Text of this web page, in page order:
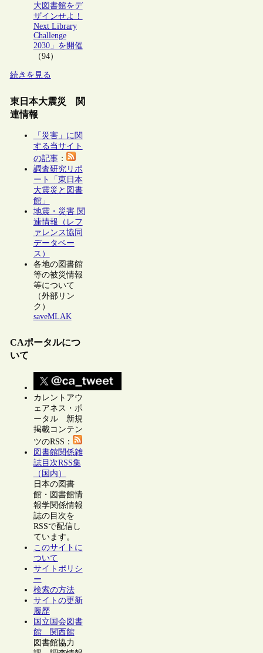
大図書館をデ
ザインせよ！
Next Library
Challenge
2030」を開催
（94）
続きを見る
東日本大震災 関
連情報
「災害」に関
する当サイト
の記事：
調査研究リポ
ート「東日本
大震災と図書
館」
地震・災害 関
連情報（レフ
ァレンス協同
データベー
ス）
各地の図書館
等の被災情報
等について
（外部リン
ク）
saveMLAK
CAポータルにつ
いて
カレントアウ
ェアネス・ポ
ータル 新規
掲載コンテン
ツのRSS：
図書館関係雑
誌目次RSS集
（国内）
日本の図書
館・図書館情
報学関係情報
誌の目次を
RSSで配信し
ています。
このサイトに
ついて
サイトポリシ
ー
検索の方法
サイトの更新
履歴
国立国会図書
館 関西館
図書館協力